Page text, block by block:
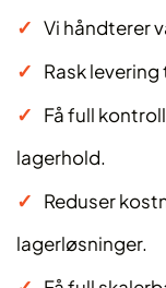
Vi håndterer
Rask
Få full
lagerhold.
Reduser
lagerløsninger.